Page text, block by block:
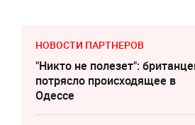
НОВОСТИ ПАРТНЕРОВ
"Никто не полезет":
потрясло происходящее в
Одессе